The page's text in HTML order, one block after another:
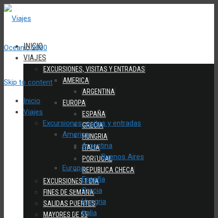
INICIO
VIAJES
EXCURSIONES, VISITAS Y ENTRADAS
AMERICA
ARGENTINA
EUROPA
ESPAÑA
GRECIA
HUNGRIA
ITALIA
PORTUGAL
REPUBLICA CHECA
EXCURSIONES 1 DIA
FINES DE SEMANA
SALIDAS PUENTES
MAYORES DE 55
Skip to content
Inicio
Viajes
Excursiones, visitas y entradas
America
Argentina
Buenos Aires
Europa
España
Grecia
Hungria
Italia